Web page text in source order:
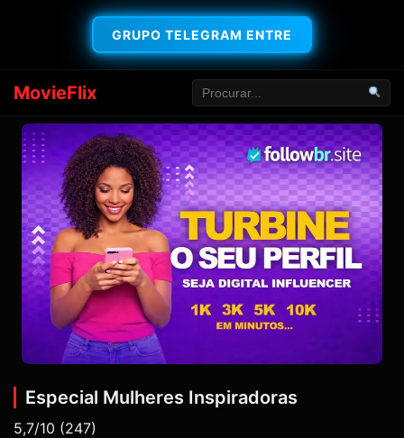
GRUPO TELEGRAM ENTRE
MovieFlix
Especial Mulheres Inspiradoras
5,7/10 (247)